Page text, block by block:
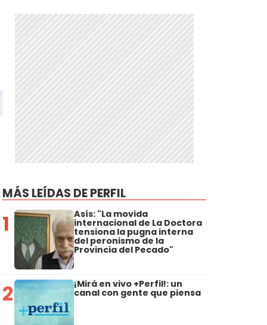
MÁS LEÍDAS DE PERFIL
1 Asís: "La movida
internacional de La Doctora
tensiona la pugna interna
del peronismo de la
Provincia del Pecado"
2 ¡Mirá en vivo +Perfil!: un
canal con gente que piensa